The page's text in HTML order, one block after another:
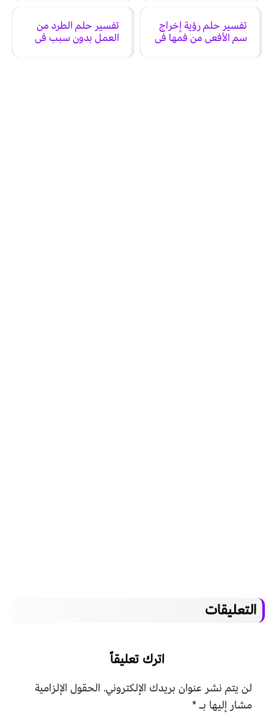
تفسير حلم رؤية إخراج
سم الأفعى من فمها في
تفسير حلم الطرد من
العمل بدون سبب في
التعليقات
اترك تعليقاً
لن يتم نشر عنوان بريدك الإلكتروني. الحقول الإلزامية
مشار إليها بـ*